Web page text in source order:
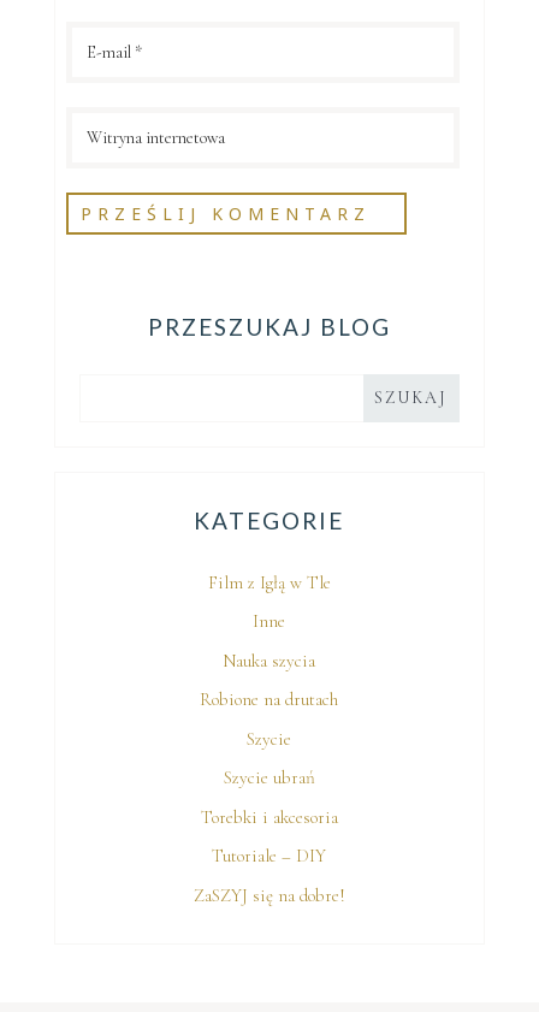
PRZESZUKAJ BLOG
KATEGORIE
Film z Igłą w Tle
Inne
Nauka szycia
Robione na drutach
Szycie
Szycie ubrań
Torebki i akcesoria
Tutoriale – DIY
ZaSZYJ się na dobre!